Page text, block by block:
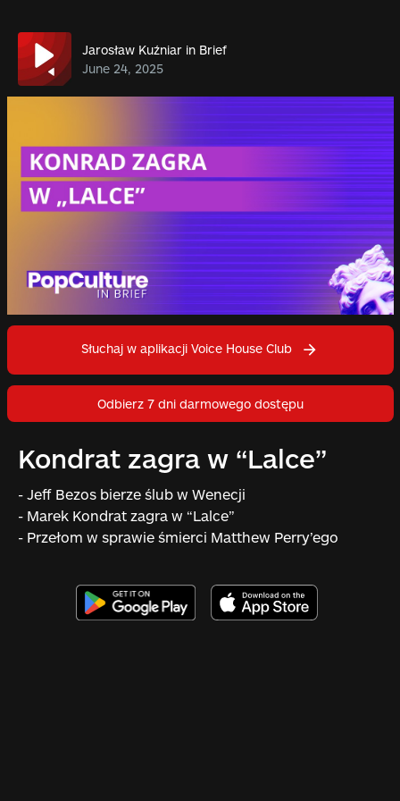
Jarosław Kuźniar in Brief
June 24, 2025
Słuchaj w aplikacji Voice House Club
Odbierz 7 dni darmowego dostępu
Kondrat zagra w “Lalce”
- Jeff Bezos bierze ślub w Wenecji
- Marek Kondrat zagra w “Lalce”
- Przełom w sprawie śmierci Matthew Perry’ego